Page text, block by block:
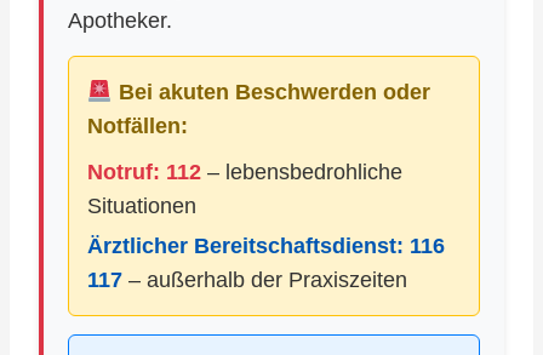
Apotheker.
Bei akuten Beschwerden oder
Notfällen:
Notruf: 112 – lebensbedrohliche
Situationen
Ärztlicher Bereitschaftsdienst: 116
117 – außerhalb der Praxiszeiten